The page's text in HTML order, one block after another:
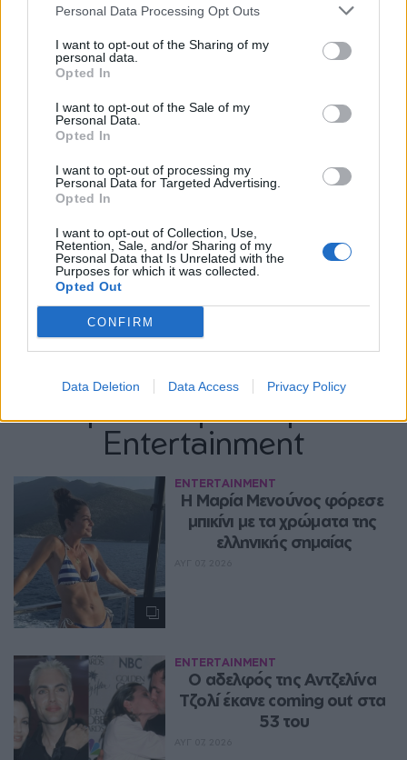
Personal Data Processing Opt Outs
I want to opt-out of the Sharing of my
personal data.
Opted In
I want to opt-out of the Sale of my
Personal Data.
Opted In
I want to opt-out of processing my
Personal Data for Targeted Advertising.
Opted In
I want to opt-out of Collection, Use,
Retention, Sale, and/or Sharing of my
Personal Data that Is Unrelated with the
Purposes for which it was collected.
Opted Out
CONFIRM
Data Deletion Data Access Privacy Policy
Entertainment
ENTERTAINMENT
Η Μαρία Μενούνος φόρεσε
μπικίνι με τα χρώματα της
ελληνικής σημαίας
ENTERTAINMENT
Ο αδελφός της Αντζελίνα
Τζολί έκανε coming out στα
53 του